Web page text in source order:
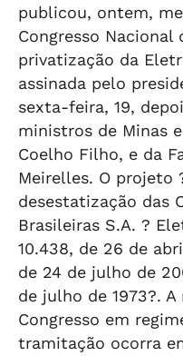
publicou, ontem,
Congresso
privatização da
assinada pelo
sexta-feira, 19,
ministros de Minas
Coelho Filho, e da
Meirelles. O projeto
desestatização das
Brasileiras S.A. ?
10.438, de 26 de
de 24 de julho de
de julho de 1973?.
Congresso em
tramitação ocorra